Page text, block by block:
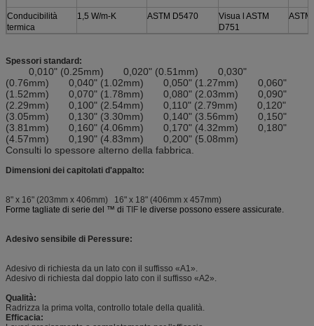
Conducibilità
termica
1,5 W/m-K ASTM D5470
Visua l ASTM
D751
Spessori standard:
0,010" (0.25mm) 0,020" (0.51mm) 0,030"
(0.76mm) 0,040" (1.02mm) 0,050" (1.27mm) 0,060"
(1.52mm) 0,070" (1.78mm) 0,080" (2.03mm) 0,090"
(2.29mm) 0,100" (2.54mm) 0,110" (2.79mm) 0,120"
(3.05mm) 0,130" (3.30mm) 0,140" (3.56mm) 0,150"
(3.81mm) 0,160" (4.06mm) 0,170" (4.32mm) 0,180"
(4.57mm) 0,190" (4.83mm) 0,200" (5.08mm)
Consulti lo spessore alterno della fabbrica.
Dimensioni dei capitolati d'appalto:
8" x 16" (203mm x 406mm) 16" x 18" (406mm x 457mm)
Forme tagliate di serie del ™ di TIF le diverse possono essere assicurate.
Adesivo sensibile di Peressure:
Adesivo di richiesta da un lato con il suffisso «A1».
Adesivo di richiesta dal doppio lato con il suffisso «A2».
Qualità:
Radrizza la prima volta, controllo totale della qualità.
Efficacia: